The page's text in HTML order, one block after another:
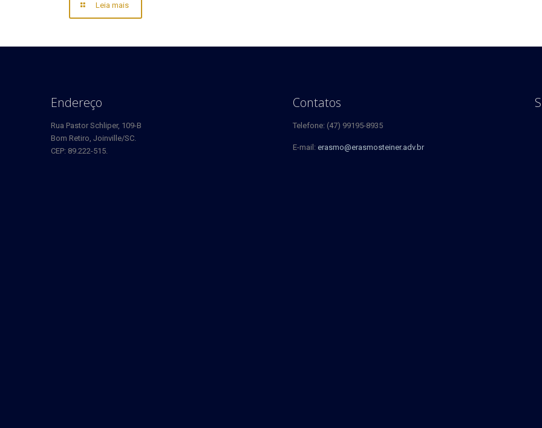
Leia mais
Endereço
Rua Pastor Schliper, 109-B
Bom Retiro, Joinville/SC.
CEP: 89.222-515.
Contatos
Telefone: (47) 99195-8935
E-mail: erasmo@erasmosteiner.adv.br